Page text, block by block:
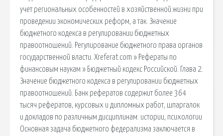
учет региональных особенностей в хозяйственной жизни при
проведении экономических реформ, а так. Значение
бюджетного кодекса в регулировании бюджетных
правоотношений. Регулирование бюджетного права органов
государственной власти. Xreferat.com » Рефераты по
финансовым наукам » Бюджетный кодекс Российской. Глава 2.
Значение бюджетного кодекса в регулировании бюджетных
правоотношений. Банк рефератов содержит более 364
тысяч рефератов, курсовых и дипломных работ, шпаргалок
и докладов по различным дисциплинам: истории, психологии
Основная задача бюджетного федерализма заключается в